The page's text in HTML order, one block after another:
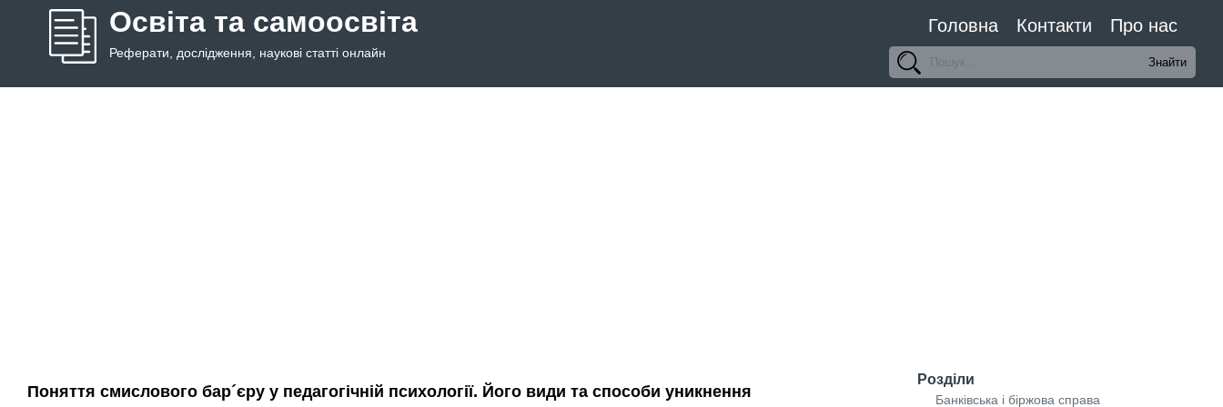
Освіта та самоосвіта
Реферати, дослідження, наукові статті онлайн
Головна Контакти Про нас
Поняття смислового бар´єру у педагогічній психології. Його види та способи уникнення
Розділи
Банківська і біржова справа